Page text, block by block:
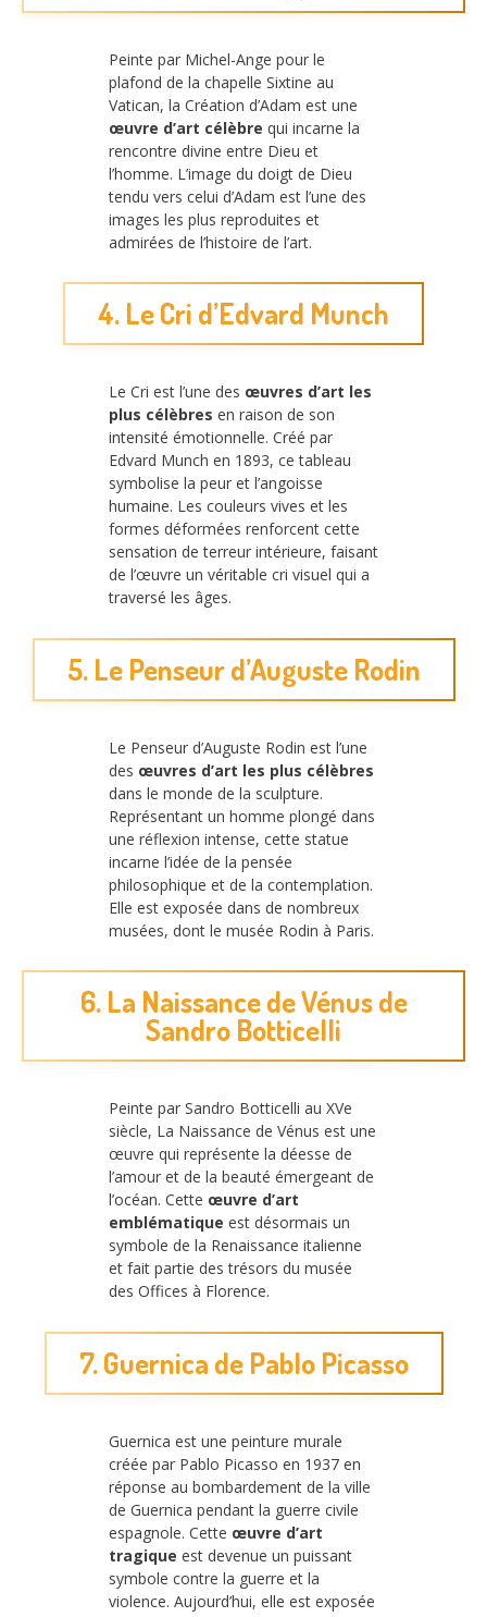
Peinte par Michel-Ange pour le
plafond de la chapelle Sixtine au
Vatican, la Création d’Adam est une
œuvre d’art célèbre qui incarne la
rencontre divine entre Dieu et
l’homme. L’image du doigt de Dieu
tendu vers celui d’Adam est l’une des
images les plus reproduites et
admirées de l’histoire de l’art.
4. Le Cri d’Edvard Munch
Le Cri est l’une des œuvres d’art les
plus célèbres en raison de son
intensité émotionnelle. Créé par
Edvard Munch en 1893, ce tableau
symbolise la peur et l’angoisse
humaine. Les couleurs vives et les
formes déformées renforcent cette
sensation de terreur intérieure, faisant
de l’œuvre un véritable cri visuel qui a
traversé les âges.
5. Le Penseur d’Auguste Rodin
Le Penseur d’Auguste Rodin est l’une
des œuvres d’art les plus célèbres
dans le monde de la sculpture.
Représentant un homme plongé dans
une réflexion intense, cette statue
incarne l’idée de la pensée
philosophique et de la contemplation.
Elle est exposée dans de nombreux
musées, dont le musée Rodin à Paris.
6. La Naissance de Vénus de
Sandro Botticelli
Peinte par Sandro Botticelli au XVe
siècle, La Naissance de Vénus est une
œuvre qui représente la déesse de
l’amour et de la beauté émergeant de
l’océan. Cette œuvre d’art
emblématique est désormais un
symbole de la Renaissance italienne
et fait partie des trésors du musée
des Offices à Florence.
7. Guernica de Pablo Picasso
Guernica est une peinture murale
créée par Pablo Picasso en 1937 en
réponse au bombardement de la ville
de Guernica pendant la guerre civile
espagnole. Cette œuvre d’art
tragique est devenue un puissant
symbole contre la guerre et la
violence. Aujourd’hui, elle est exposée